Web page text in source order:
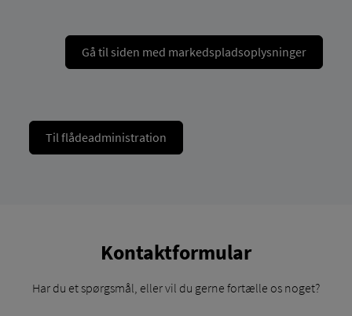
Gå til siden med markedspladsoplysninger
Til flådeadministration
Kontaktformular
Har du et spørgsmål, eller vil du gerne fortælle os noget?